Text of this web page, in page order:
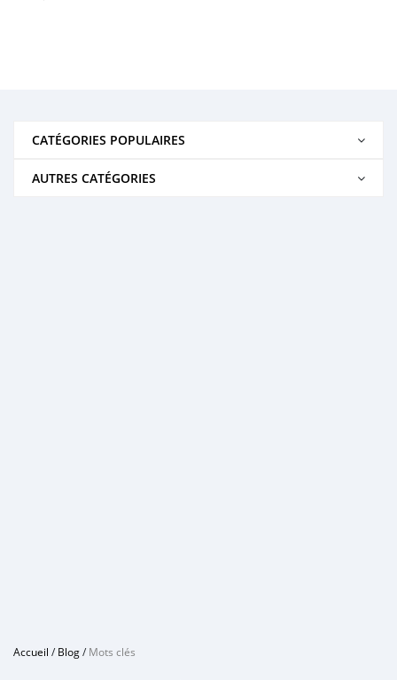
CATÉGORIES POPULAIRES
AUTRES CATÉGORIES
Accueil /Blog/Mots clés